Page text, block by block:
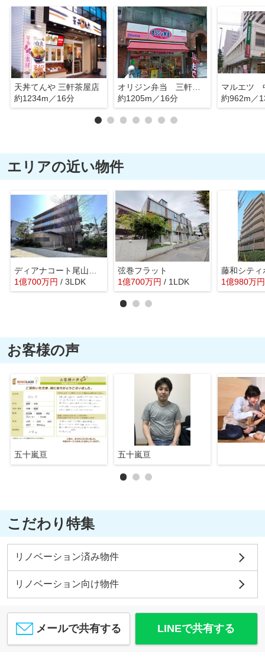
天丼てんや 三軒茶屋店
約1234m／16分
オリジン弁当 三軒茶屋店
約1205m／16分
マルエツ
約962m／
エリアの近い物件
1億700万円 / 3LDK
弦巻フラット
1億700万円 / 1LDK 1億980万円
お客様の声
五十嵐亘 五十嵐亘
こだわり特集
リノベーション済み物件
リノベーション向け物件
メールで共有する LINEで共有する